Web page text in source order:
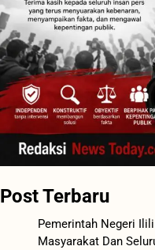
Post Terbaru
Pemerintah Negeri
Masyarakat Dan